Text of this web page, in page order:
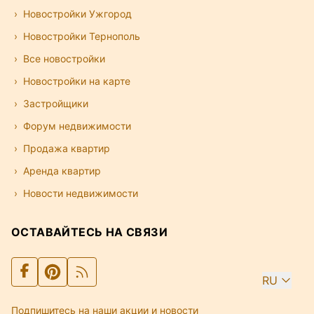
Новостройки Ужгород
Новостройки Тернополь
Все новостройки
Новостройки на карте
Застройщики
Форум недвижимости
Продажа квартир
Аренда квартир
Новости недвижимости
ОСТАВАЙТЕСЬ НА СВЯЗИ
RU
Подпишитесь на наши акции и новости